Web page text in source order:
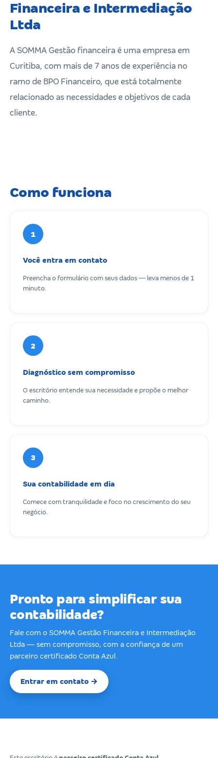
Financeira e Intermediação
Ltda
A SOMMA Gestão financeira é uma empresa em
Curitiba, com mais de 7 anos de experiência no
ramo de BPO Financeiro, que está totalmente
relacionado as necessidades e objetivos de cada
cliente.
Como funciona
1
Você entra em contato
Preencha o formulário com seus dados — leva menos de 1
minuto.
2
Diagnóstico sem compromisso
O escritório entende sua necessidade e propõe o melhor
caminho.
3
Sua contabilidade em dia
Comece com tranquilidade e foco no crescimento do seu
negócio.
Pronto para simplificar sua
contabilidade?
Fale com o SOMMA Gestão Financeira e Intermediação
Ltda — sem compromisso, com a confiança de um
parceiro certificado Conta Azul.
Entrar em contato →